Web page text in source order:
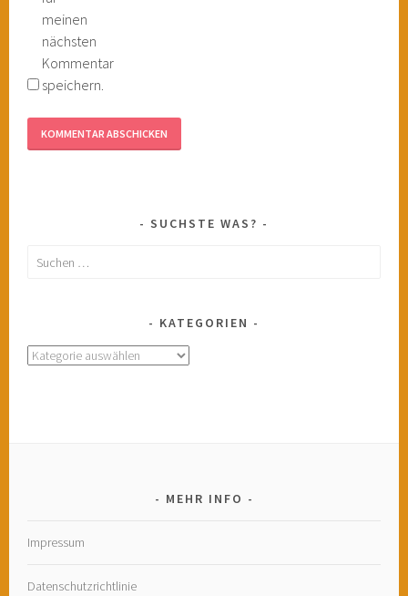
meinen
nächsten
Kommentar
speichern.
SUCHSTE WAS?
Suchen
KATEGORIEN
Kategorien
MEHR INFO
Impressum
Datenschutzrichtlinie